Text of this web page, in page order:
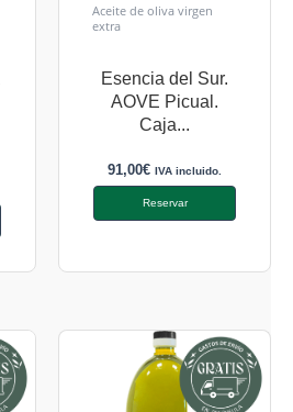
Aceite de oliva virgen
extra
Esencia del Sur.
AOVE Picual.
Caja...
91,00€ IVA incluido.
Reservar